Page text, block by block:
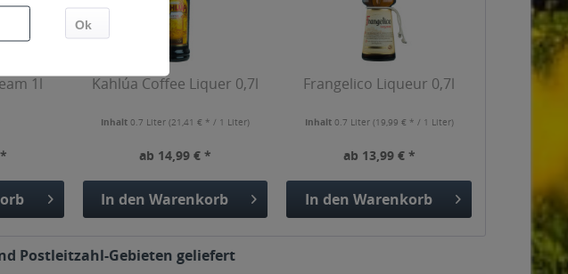
1l Kahlúa Coffee Liquer 0,7l
Inhalt0.7 Liter(21,41 € * / 1 Liter)
ab 14,99 € *
In den Warenkorb
Frangelico Liqueur 0,7l
Inhalt 0.7 Liter (19,99 € * / 1 Liter)
ab 13,99 € *
In den Warenkorb
Postleitzahl-Gebieten geliefert